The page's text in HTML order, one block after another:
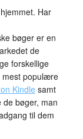
Har
bøger er en
de
forskellige
mest populære
Kindle samt
de bøger, man
til dem